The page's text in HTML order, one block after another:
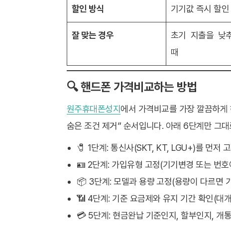
할인 방식 기기값 즉시 할인
잘 맞는 경우
초기 지출을 낮
때
🔍 핸드폰 가격비교하는 방법
원주휴대폰성지 에서 가격비교를 가장 깔끔하
숨은 조건 제거” 순서입니다. 아래 6단계만 그
🧷 1단계: 통신사(SKT, KT, LGU+)를 먼저
🪪 2단계: 가입유형 고정(기기변경 또는 번호
📦 3단계: 모델과 용량 고정(용량이 다르면
📶 4단계: 기준 요금제와 유지 기간 확인(대
💳 5단계: 현금완납 기준인지, 할부인지, 개